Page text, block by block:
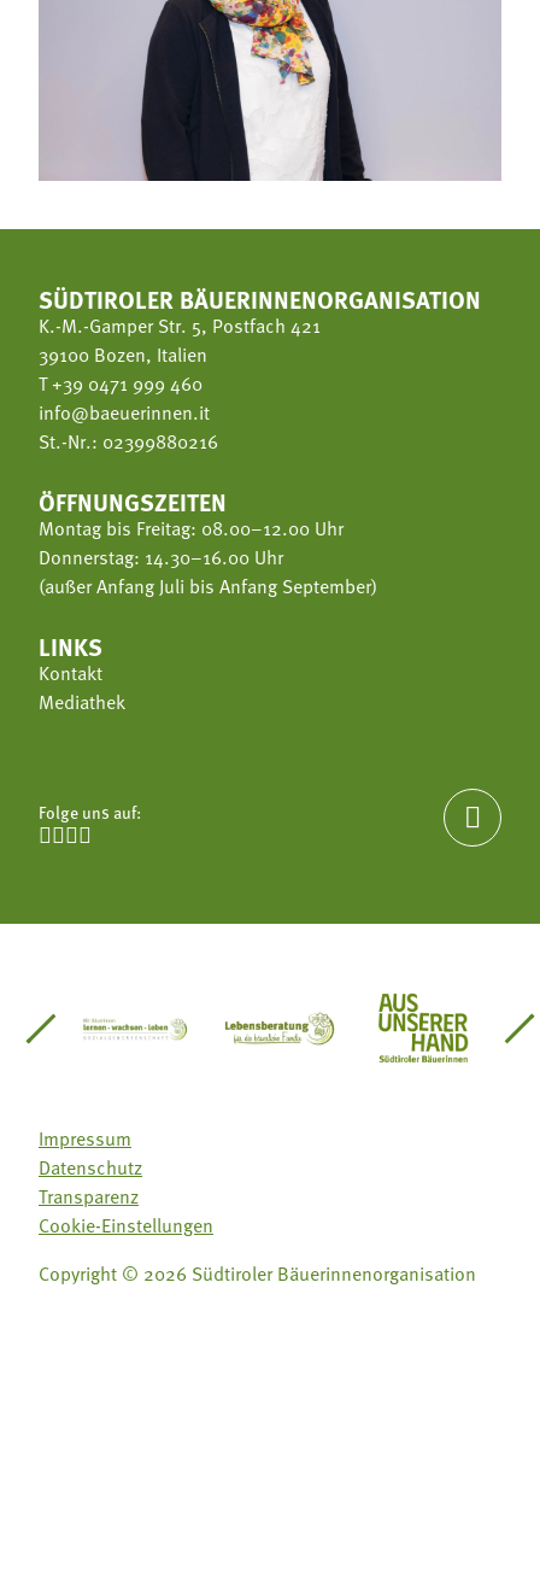
SÜDTIROLER BÄUERINNENORGANISATION
K.-M.-Gamper Str. 5, Postfach 421
39100 Bozen, Italien
T+39 0471 999 460
info@baeuerinnen.it
St.-Nr.: 02399880216
ÖFFNUNGSZEITEN
Montag bis Freitag: 08.00–12.00 Uhr
Donnerstag: 14.30–16.00 Uhr
(außer Anfang Juli bis Anfang September)
LINKS
Kontakt
Mediathek
Folge uns auf:


Südtirol
Gärtnervereinigung
Sozialgenossenschaft Mit Bäuerinnen lernen -
Lebensberatung für dieAus unserer
Impressum
Datenschutz
Transparenz
Cookie-Einstellungen
Copyright © 2026 Südtiroler Bäuerinnenorganisation